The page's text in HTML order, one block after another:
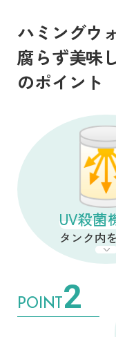
ハミングウ
腐らず美味
のポイント
UV殺菌
タンク内
POINT 2